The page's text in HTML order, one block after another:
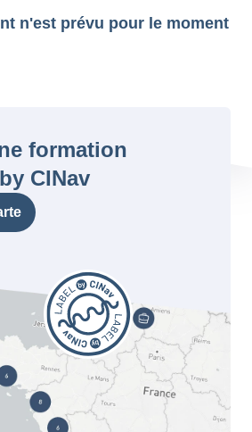
n'est prévu pour le moment
formation
CINav